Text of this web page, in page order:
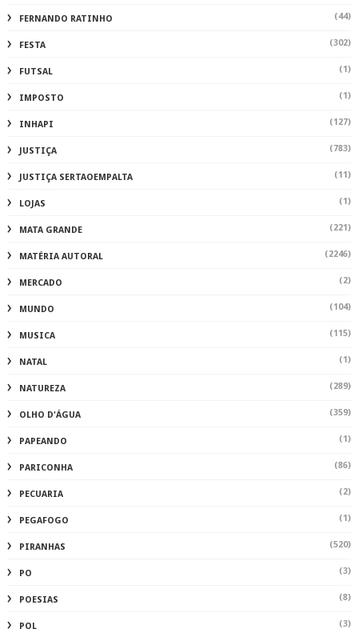
FERNANDO RATINHO (44)
FESTA (302)
FUTSAL (1)
IMPOSTO (1)
INHAPI (127)
JUSTIÇA (783)
JUSTIÇA SERTAOEMPALTA (11)
LOJAS (1)
MATA GRANDE (221)
MATÉRIA AUTORAL (2246)
MERCADO (2)
MUNDO (104)
MUSICA (115)
NATAL (1)
NATUREZA (289)
OLHO D'ÁGUA (359)
PAPEANDO (1)
PARICONHA (86)
PECUARIA (2)
PEGAFOGO (1)
PIRANHAS (520)
PO (3)
POESIAS (8)
POL (3)